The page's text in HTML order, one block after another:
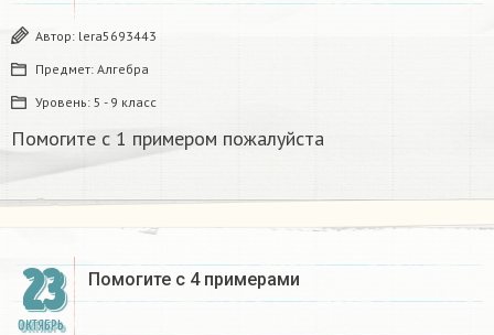
Автор: lera5693443
Предмет: Алгебра
Уровень: 5 - 9 класс
Помогите с 1 примером пожалуйста
23
ОКТЯБРЬ
Помогите с 4 примерами